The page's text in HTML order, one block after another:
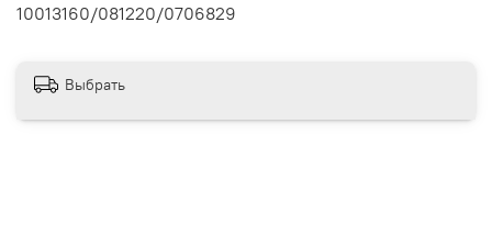
10013160/081220/0706829
Выбрать